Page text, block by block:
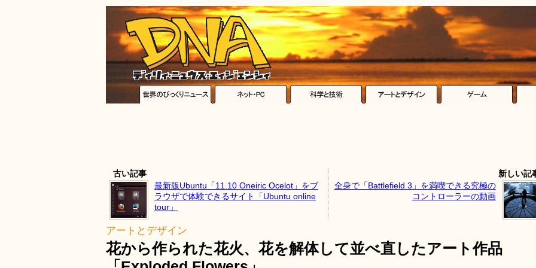
古い記事
最新版Ubuntu「11.10 Oneiric Ocelot」をブ
ラウザで体験できるサイト「Ubuntu online
tour」
新しい記
全身で「Battlefield 3」を満喫できる究極の
コントローラーの動画
アートとデザイン
花から作られた花火、花を解体して並べ直したアート作品